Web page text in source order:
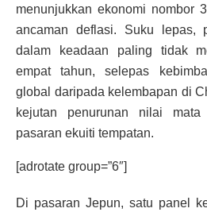
menunjukkan ekonomi nombor
ancaman deflasi. Suku lepas,
dalam keadaan paling tidak
empat tahun, selepas
global daripada kelembapan di
kejutan penurunan nilai
pasaran ekuiti tempatan.
[adrotate group=”6″]
Di pasaran Jepun, satu panel